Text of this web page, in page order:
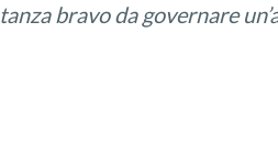
bravo da governare